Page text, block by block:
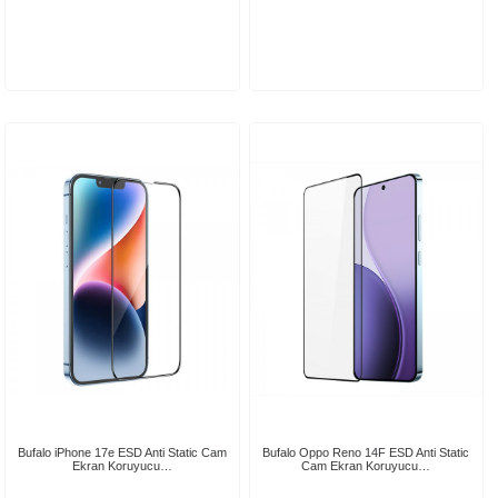
Bufalo iPhone 17e ESD Anti Static Cam
Ekran Koruyucu…
Bufalo Oppo Reno 14F ESD Anti Static
Cam Ekran Koruyucu…